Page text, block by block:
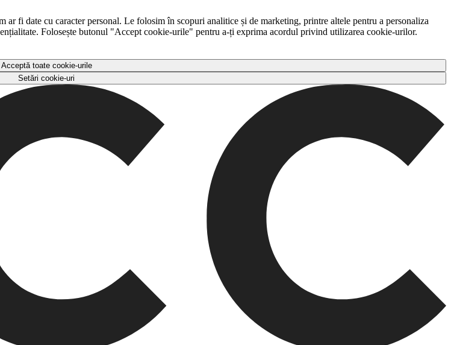
fi date cu caracter personal. Le folosim în scopuri analitice și de marketing, printre altele pentru a personaliza
Folosește butonul "Accept cookie-urile" pentru a-ți exprima acordul privind utilizarea cookie-urilor.
Acceptă toate cookie-urile
Setări cookie-uri